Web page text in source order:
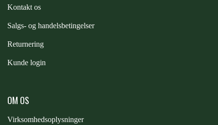
PREMIER EQUINE KØLETERAPI
PREMIER EQUINE GROOMING & STALD
Kontakt os
Salgs- og handelsbetingelser
Returnering
Kunde login
OM OS
Virksomhedsoplysninger